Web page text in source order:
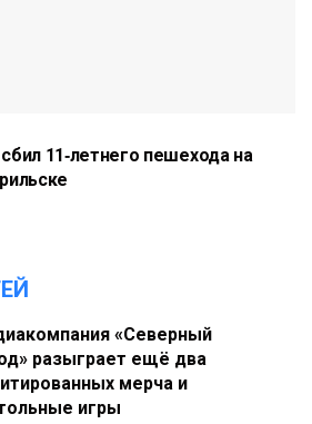
11‑летнего пешехода на
«Северный
разыграет ещё два
мерча и
игры